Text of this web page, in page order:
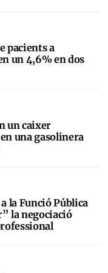
pacients a
un 4,6% en dos
un caixer
una gasolinera
la Funció Pública
la negociació